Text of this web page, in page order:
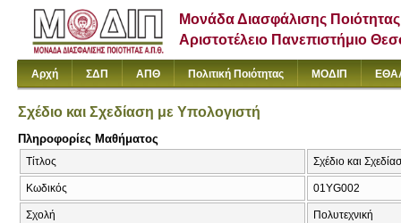
Μονάδα Διασφάλισης Ποιότητας
Αριστοτέλειο Πανεπιστήμιο
Αρχή ΣΔΠ ΑΠΘ Πολιτική Ποιότητας ΜΟΔΙΠ
Σχέδιο και Σχεδίαση με Υπολογιστή
Πληροφορίες Μαθήματος
Τίτλος Σχέδιο και
Κωδικός 01YG002
Σχολή Πολυτεχνική